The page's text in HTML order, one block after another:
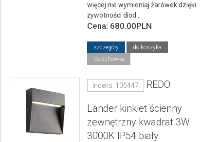
więcej nie wymieniaj żarówek dzięki
żywotności diod...
Cena: 680.00PLN
szczegóły
do koszyka
do schowka
Indeks: 105447 REDO:
Lander kinkiet ścienny
zewnętrzny kwadrat 3W
3000K IP54 biały